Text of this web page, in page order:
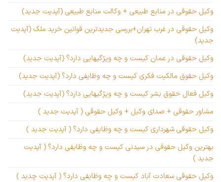
وکیل حقوقی در منابع طبیعی + وکالت منابع طبیعی (آپدیت جدید)
وکیل حقوقی در غرب تهران+بررسی جدیدترین قوانین خرید ملک (آپدیت
جدید)
وکیل حقوقی در عمان کیست و چه ویژگیهایی دارد؟ (آپدیت جدید)
وکیل حقوق مالکیت فکری کیست و چه وظایفی دارد؟ (آپدیت جدید)
وکیل فعال حقوق بشر کیست و چه ویژگیهایی دارد؟ (آپدیت جدید)
مشاور حقوقی + صدای وکیل + وکیل حقوقی ( آپدیت جدید )
وکیل حقوقی شهرداری کیست و چه وظایفی دارد؟ ( آپدیت جدید )
بهترین وکیل حقوقی در سیدنی کیست و چه وظایفی دارد؟ ( آپدیت
جدید )
وکیل حقوقی سعادت آباد کیست و چه وظایفی دارد؟ ( آپدیت چدید )